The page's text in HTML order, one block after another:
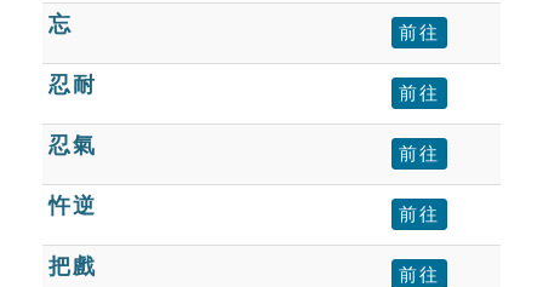
忘 前往
忍耐 前往
忍氣 前往
忤逆 前往
把戲 前往